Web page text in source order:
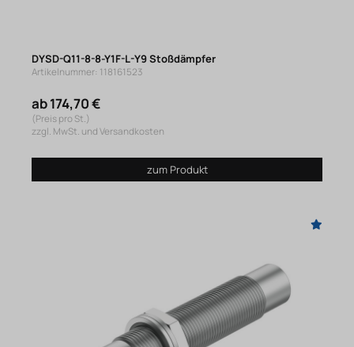
DYSD-Q11-8-8-Y1F-L-Y9 Stoßdämpfer
Artikelnummer: 118161523
ab 174,70 €
(Preis pro St.)
zzgl. MwSt. und Versandkosten
zum Produkt